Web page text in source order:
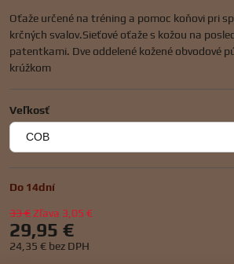
Oťaže určené na tréning a pomoc koňovi pri
krčných svalov.Sieťové oťaže s kožou na
patentkami. Dve oddelené kožené obvodové
krúžkom
Veľkosť
Do 14dní
33 €Zľava 3,05 €
29,95 €
24,35 € bez DPH